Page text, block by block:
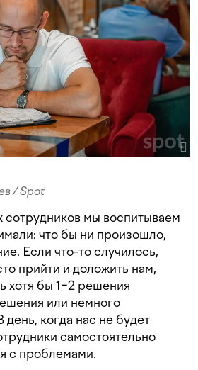
/ Spot
сотрудников мы воспитываем
что бы ни произошло,
Если что-то случилось,
прийти и доложить нам,
хотя бы 1−2 решения
или немного
когда нас не будет
самостоятельно
с проблемами.